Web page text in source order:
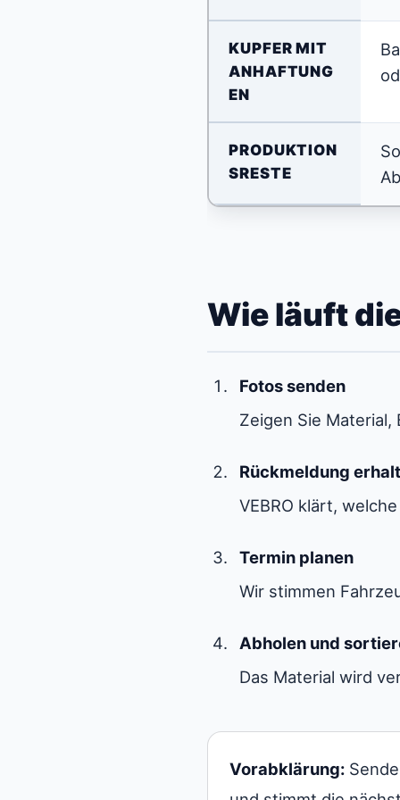
KUPFER MIT
ANHAFTUNG
EN
PRODUKTION
SRESTE
Wie läuft
Fotos senden
Zeigen Sie
Rückmeldung
VEBRO klärt,
Termin planen
Wir stimmen
Abholen und
Das Material wird
Vorabklärung: